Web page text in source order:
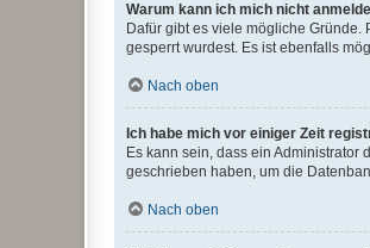
Warum kann ich mich nicht
Dafür gibt es viele mögliche
gesperrt wurdest. Es ist ebenfalls
Nach oben
Ich habe mich vor einiger Zeit
Es kann sein, dass ein
geschrieben haben, um die
Nach oben